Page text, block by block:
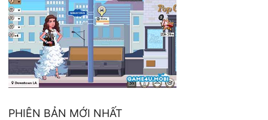
PHIÊN BẢN MỚI NHẤT